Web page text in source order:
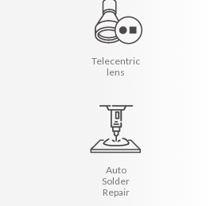
Telecentric
lens
Auto
Solder
Repair